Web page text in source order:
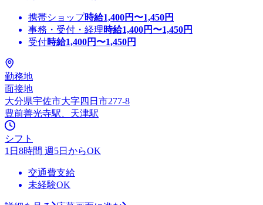
携帯ショップ時給1,400円〜1,450円
事務・受付・経理時給1,400円〜1,450円
受付時給1,400円〜1,450円
勤務地
面接地
大分県宇佐市大字四日市277-8
豊前善光寺駅、天津駅
シフト
1日8時間 週5日からOK
交通費支給
未経験OK